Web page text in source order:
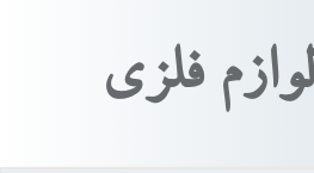
لوازم فلزی